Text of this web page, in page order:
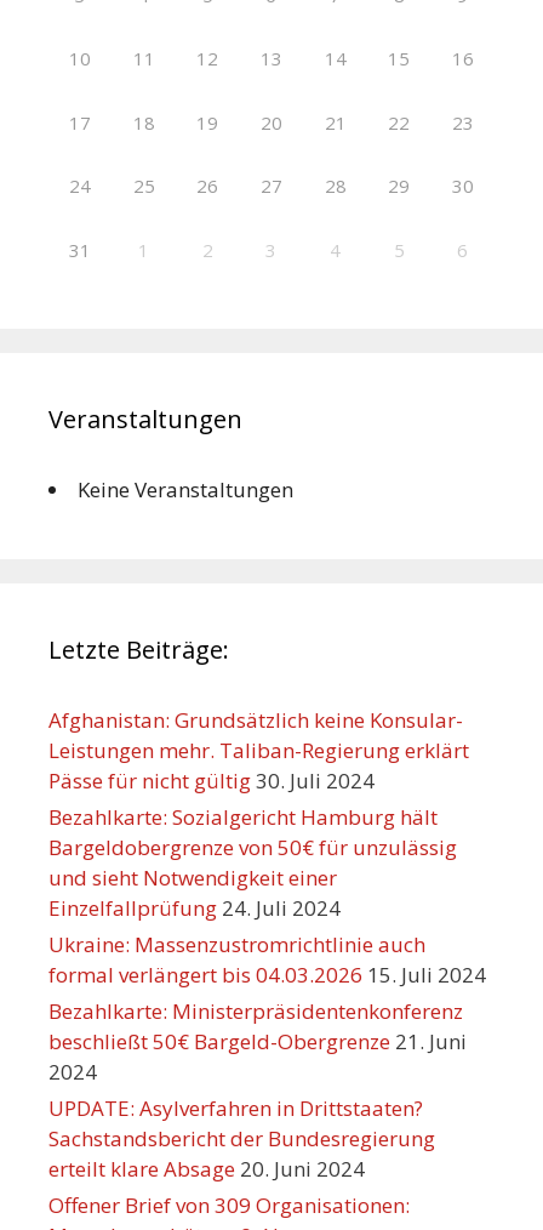
10 11 12 13 14 15 16
17 18 19 20 21 22 23
24 25 26 27 28 29 30
31 1 2 3 4 5 6
Veranstaltungen
Keine Veranstaltungen
Letzte Beiträge:
Afghanistan: Grundsätzlich keine Konsular-
Leistungen mehr. Taliban-Regierung erklärt
Pässe für nicht gültig30. Juli 2024
Bezahlkarte: Sozialgericht Hamburg hält
Bargeldobergrenze von 50€ für unzulässig
und sieht Notwendigkeit einer
Einzelfallprüfung 24. Juli 2024
Ukraine: Massenzustromrichtlinie auch
formal verlängert bis 04.03.2026 15. Juli 2024
Bezahlkarte: Ministerpräsidentenkonferenz
beschließt 50€ Bargeld-Obergrenze 21. Juni
2024
UPDATE: Asylverfahren in Drittstaaten?
Sachstandsbericht der Bundesregierung
erteilt klare Absage 20. Juni 2024
Offener Brief von 309 Organisationen: